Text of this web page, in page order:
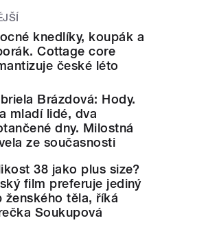
knedlíky, koupák a
Cottage core
české léto
Brázdová: Hody.
mladí lidé, dva
dny. Milostná
ze současnosti
38 jako plus size?
film preferuje jediný
ženského těla, říká
Soukupová